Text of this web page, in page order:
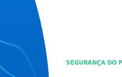
SEGURANÇA DO